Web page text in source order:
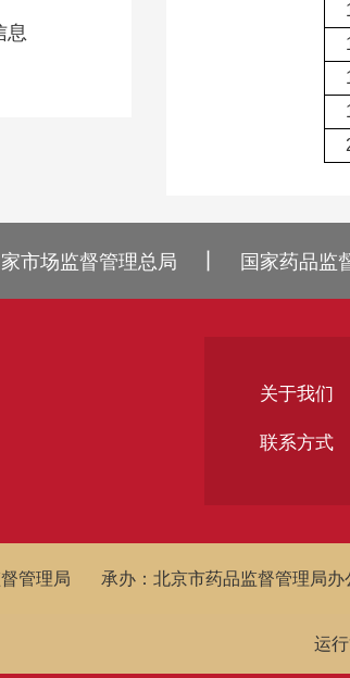
息
家市场监督管理总局 国家药品监
关于我们
联系方式
管理局 承办：北京市药品监督管理局办
运